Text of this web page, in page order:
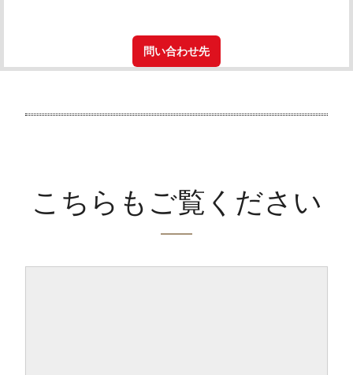
問い合わせ先
こちらもご覧ください